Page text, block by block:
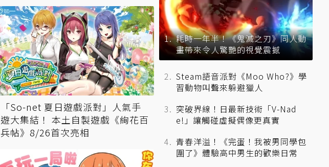
「So-net 夏日遊戲派對」人氣手
遊大集結！ 本土自製遊戲《絢花百
兵帖》8/26首次亮相
耗時一年半！《鬼滅之刃》同人動
畫帶來令人驚艷的視覺震撼
Steam語音派對《Moo Who?》學
習動物叫聲來躲避獵人
突破界線！日最新技術「V-Nad
e!」讓觸碰虛擬偶像更真實
青春洋溢！《完蛋！我被男同學包
圍了》體驗高中男生的歡樂日常